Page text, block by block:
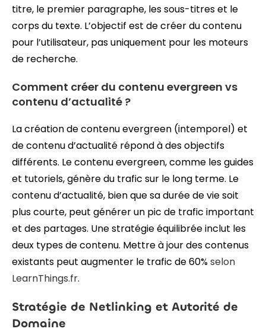
titre, le premier paragraphe, les sous-titres et le
corps du texte. L’objectif est de créer du contenu
pour l’utilisateur, pas uniquement pour les moteurs
de recherche.
Comment créer du contenu evergreen vs
contenu d’actualité ?
La création de contenu evergreen (intemporel) et
de contenu d’actualité répond à des objectifs
différents. Le contenu evergreen, comme les guides
et tutoriels, génère du trafic sur le long terme. Le
contenu d’actualité, bien que sa durée de vie soit
plus courte, peut générer un pic de trafic important
et des partages. Une stratégie équilibrée inclut les
deux types de contenu. Mettre à jour des contenus
existants peut augmenter le trafic de 60%selon
LearnThings.fr.
Stratégie de Netlinking et Autorité de
Domaine